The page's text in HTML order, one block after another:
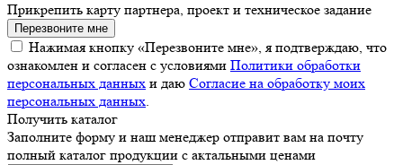
Прикрепить карту партнера, проект и техническое задание
Перезвоните мне
Нажимая кнопку «Перезвоните мне», я подтверждаю, что
ознакомлен и согласен с условиями Политики обработки
персональных данных и даю Согласие на обработку моих
персональных данных.
Получить каталог
Заполните форму и наш менеджер отправит вам на почту
полный каталог продукции с актальными ценами